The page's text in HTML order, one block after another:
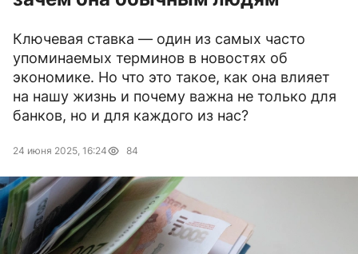
Ключевая ставка — один из самых часто
упоминаемых терминов в новостях об
экономике. Но что это такое, как она влияет
на нашу жизнь и почему важна не только для
банков, но и для каждого из нас?
24 июня 2025, 16:24 84